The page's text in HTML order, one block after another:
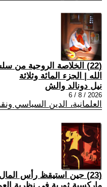
(22) الخلاصة الروحية من
الله | الجزء المائة وثلاثة
نيل دونالد والش
2026 / 8 / 6
العلمانية، الدين السياسي
(23) حين استيقظ رأس